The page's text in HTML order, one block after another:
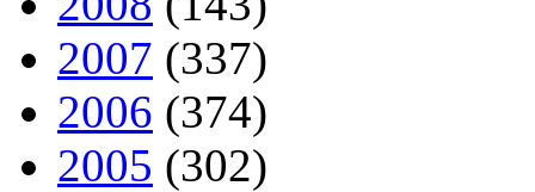
2007 (337)
2006 (374)
2005 (302)